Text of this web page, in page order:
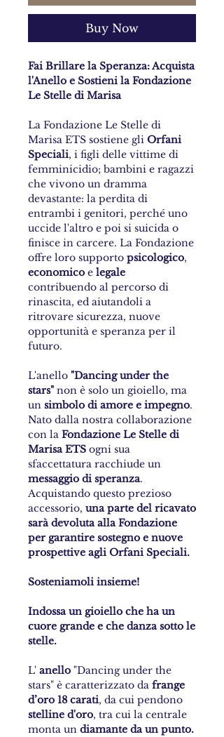
Buy Now
Fai Brillare la Speranza: Acquista
l'Anello e Sostieni la Fondazione
Le Stelle di Marisa
La Fondazione Le Stelle di
Marisa ETS sostiene gli Orfani
Speciali, i figli delle vittime di
femminicidio; bambini e ragazzi
che vivono un dramma
devastante: la perdita di
entrambi i genitori, perché uno
uccide l'altro e poi si suicida o
finisce in carcere. La Fondazione
offre loro supporto psicologico,
economico e legale
contribuendo al percorso di
rinascita, ed aiutandoli a
ritrovare sicurezza, nuove
opportunità e speranza per il
futuro.
L'anello "Dancing under the
stars" non è solo un gioiello, ma
un simbolo di amore e impegno.
Nato dalla nostra collaborazione
con la Fondazione Le Stelle di
Marisa ETS ogni sua
sfaccettatura racchiude un
messaggio di speranza.
Acquistando questo prezioso
accessorio, una parte del ricavato
sarà devoluta alla Fondazione
per garantire sostegno e nuove
prospettive agli Orfani Speciali.
Sosteniamoli insieme!
Indossa un gioiello che ha un
cuore grande e che danza sotto le
stelle.
L' anello "Dancing under the
stars" è caratterizzato da frange
d’oro 18 carati, da cui pendono
stelline d'oro, tra cui la centrale
monta un diamante da un punto.